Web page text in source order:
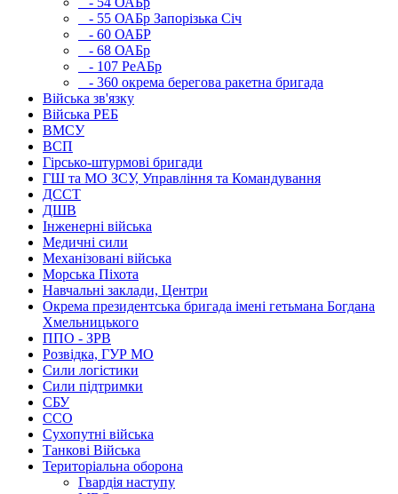
- 55 ОАБр Запорізька Січ
- 60 ОАБР
- 68 ОАБр
- 107 РеАБр
- 360 окрема берегова ракетна бригада
Війська зв'язку
Війська РЕБ
ВМСУ
ВСП
Гірсько-штурмові бригади
ГШ та МО ЗСУ, Управління та Командування
ДССТ
ДШВ
Інженерні війська
Медичні сили
Механізовані війська
Морська Піхота
Навчальні заклади, Центри
Окрема президентська бригада імені гетьмана Богдана
Хмельницького
ППО - ЗРВ
Розвідка, ГУР МО
Сили логістики
Сили підтримки
СБУ
ССО
Сухопутні війська
Танкові Війська
Територіальна оборона
Гвардія наступу